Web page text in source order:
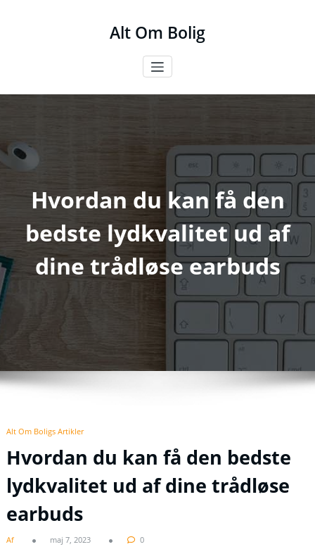
Alt Om Bolig
Hvordan du kan få den
bedste lydkvalitet ud af
dine trådløse earbuds
Alt Om Boligs Artikler
Hvordan du kan få den bedste
lydkvalitet ud af dine trådløse
earbuds
Af maj 7, 2023 0